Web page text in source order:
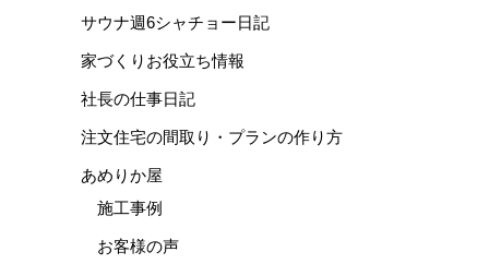
サウナ週6シャチョー日記
家づくりお役立ち情報
社長の仕事日記
注文住宅の間取り・プランの作り方
あめりか屋
施工事例
お客様の声